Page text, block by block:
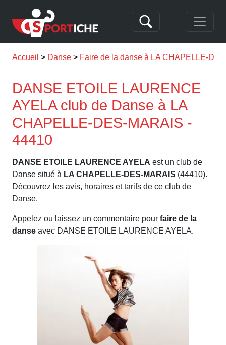
Accueil Danse Faire de la danse à LA CHAPELLE-
DANSE ETOILE LAURENCE
AYELA club de Danse à LA
CHAPELLE-DES-MARAIS -
44410
DANSE ETOILE LAURENCE AYELA est un club de
Danse situé à LA CHAPELLE-DES-MARAIS (44410).
Découvrez les avis, horaires et tarifs de ce club de
Danse.
Appelez ou laissez un commentaire pour faire de la
danse avec DANSE ETOILE LAURENCE AYELA.